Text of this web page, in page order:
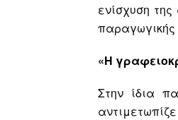
ενίσχυση
παραγωγικής
«Η
Στην ίδια